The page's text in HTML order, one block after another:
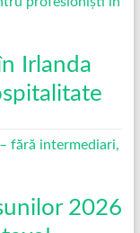
Irlanda
2026